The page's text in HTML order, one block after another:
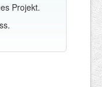
Projekt.